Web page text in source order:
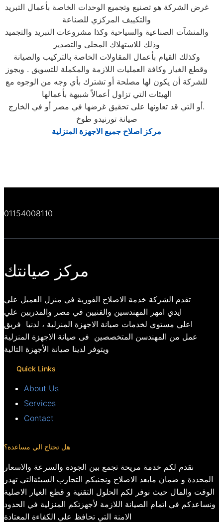
غرض الشركة هو تصنيع وتجميع الوحدات الخاصة بأعمال التبريد
والتكييف المركزي للصناعة
والمنشآت الصناعية والسياحية وكذا مشروعات التبريد والتجميد
وذلك للاستهلاك المحلى والتصدير
وكذلك القيام بأعمال المقاولات الخاصة بالتركيب والصيانة
وقطع الغيار وكافة العمليات اللازمة والمكملة للتسويق . ويجوز
للشركة أن يكون لها مصلحة أو تشترك بأي وجه من الوجوه مع
الهيئات التي تزاول أعمالاً شبيهة بأعمالها
أو التي قد تعاونها على تحقيق غرضها في مصر أو في الخارج.
صيانة تورنيدو طوخ
مركز اصلاح جميع الاجهزة المنزلية
01154008110
مركز صيانتك
تقدم الشركة خدمة الاصلاح الفورية في منزل العميل علي
ايدي امهر المهندسين والفنيين في مصر والمدربين علي
اعلي مستوي لخدمات صيانة الاجهزة المنزلية ، لدنيا فريق
عمل من المهندسن المتخصصين فى صيانة الاجهزة المنزلية
ويتوفر لدينا صيانة الأجهزة التالية
Quick Links
About Us
Services
Contact
هل تحتاج الي مساعدة؟
نقدم لكم خدمة مريحة تجمع بين الجودة والسرعة والاسعار
المحددة و ضمان مابعد الاصلاح ونجنبكم التجارب السيئةالتي تهدر
الوقت والمال حيث نوفر لكم الحلول التقنية و قطع الغيار الاصلية
ونساعدكم في اتمام الصيانة اللازمة لأجهزتكم المنزلية في الحدود
الامنة التي تحافظ علي الكفاءة المعتادة